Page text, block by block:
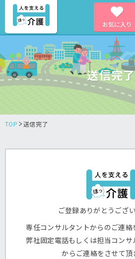
お気に入り
送信完了
TOP 送信完了
ご登録ありがとうござ
専任コンサルタントからのご連絡
弊社固定電話もしくは担当コン
からご連絡をさせて頂